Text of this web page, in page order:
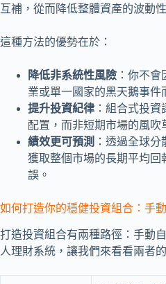
互補，從而降低整體資產的波動性
這種方法的優勢在於：
降低非系統性風險 ：你不
業或單一國家的黑天鵝事件
提升投資紀律 ：組合式投
配置，而非短期市場的風吹
績效更可預測 ：透過全球
獲取整個市場的長期平均回
誤。
如何打造你的穩健投資組合：手
打造投資組合有兩種路徑：手動
人理財系統，讓我們來看看兩者